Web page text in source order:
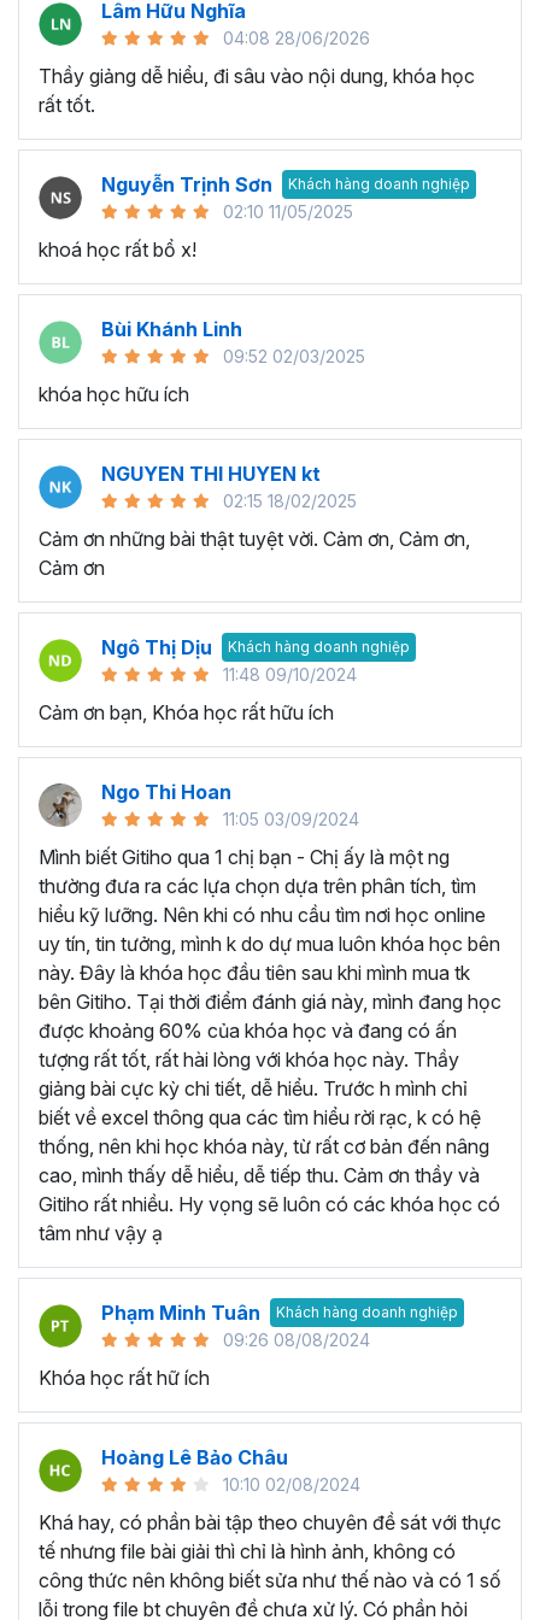
Execel giúp gia tăng hiệu suất làm việc hiệu quả
Đưa ra quyết định thông minh:
giúp bạn có cái nhìn rõ ràng về tình hình và xu hướng. Nhờ
đó thay vì đưa ra quyết định trên suy đoán thiếu tính
chính xác và logic, thì bạn ra quyết định dựa trên dữ liệu
có tính logic cao từ đó giúp tối ưu hóa kết quả và đạt
trong chương trình đào tạo Excel này bạn có thể làm chủ
công cụ và tính năng Excel nâng cao, từ đó tối ưu hóa
quy trình làm việc và tự động hóa các tác vụ lặp đi lặp lại.
Nhờ vậy sẽ giúp giảm thiểu lỗi và tăng hiệu suất làm việc
đáng kể.
Tăng cơ hội nghề nghiệp:Khi trở thành người thành
thạo công cụ Excel, bạn sẽ có lợi thế rất lớn khi ứng tuyển
và được đề cao hơn trong công việc.
ONLINE NÀY?
Cách để tự học Excel hiệu quả?
Chúng ta hoàn toàn có thể tự học Excel ngay tại nhà thay
vì tốn thời gian đến trung tâm tin học văn phòng hay lớp
học thêm. Một vài lời khuyên giúp bạn có thể chinh phục
kiến thức Excel và áp dụng trong công việc hiệu quả như
sau:
Xác định ràng mục tiêu của bạn khi học Excel:
Bạn hãy tập trung học những kỹ năng cụ thể mà bạn
muốn phát triển ví dụ như: Hàm Excel, biểu đồ Excel,
VBA Excel… thay vì học lan man tất cả các kiến
thức liên quan không có trọng tâm.
Học thông qua video hướng dẫn:Bạn có thể tìm
kiếm các video liên quan đến bài học Excel mà bạn
đang cần trên các trang mạng như Youtube,
Facebook, Tiktok,... Với nguồn tài liệu phong phú và
gian nào chỉ cần có thiết bị kết nối internet. Tuy
nhiên, bạn sẽ cần tốn thời nhiều thời gian để tìm kiếm
các bài giảng dạy về Excel chất lượng và các bài
giảng phân tán không theo lộ trình cụ thể. Bởi vậy,
sẽ là 1 giải pháp giúp bạn tiết kiệm thời gian và tiền
bạc.
Học qua sách hướng dẫn:Hiện nay trên thị trường
có nhiều loại sách giúp bạn tự học Excel ngay tại
nhà như Hướng dẫn sử dụng Excel cho người tự
học, Excel ứng dụng văn phòng từ cơ bản đến nâng
cao,... với cách học này bạn sẽ có thể học qua các
Lâm Hữu Nghĩa
04:08 28/06/2026
Thầy giảng dễ hiểu, đi sâu vào nội dung, khóa học
rất tốt.
Nguyễn Trịnh Sơn Khách hàng doanh nghiệp
02:10 11/05/2025
khoá học rất bổ x!
Bùi Khánh Linh
09:52 02/03/2025
khóa học hữu ích
NGUYEN THI HUYEN kt
02:15 18/02/2025
Cảm ơn những bài thật tuyệt vời. Cảm ơn, Cảm ơn,
Cảm ơn
Ngô Thị Dịu Khách hàng doanh nghiệp
11:48 09/10/2024
Cảm ơn bạn, Khóa học rất hữu ích
Ngo Thi Hoan
11:05 03/09/2024
Mình biết Gitiho qua 1 chị bạn - Chị ấy là một ng
thường đưa ra các lựa chọn dựa trên phân tích, tìm
hiểu kỹ lưỡng. Nên khi có nhu cầu tìm nơi học online
uy tín, tin tưởng, mình k do dự mua luôn khóa học bên
này. Đây là khóa học đầu tiên sau khi mình mua tk
bên Gitiho. Tại thời điểm đánh giá này, mình đang học
được khoảng 60% của khóa học và đang có ấn
tượng rất tốt, rất hài lòng với khóa học này. Thầy
giảng bài cực kỳ chi tiết, dễ hiểu. Trước h mình chỉ
biết về excel thông qua các tìm hiểu rời rạc, k có hệ
thống, nên khi học khóa này, từ rất cơ bản đến nâng
cao, mình thấy dễ hiểu, dễ tiếp thu. Cảm ơn thầy và
Gitiho rất nhiều. Hy vọng sẽ luôn có các khóa học có
tâm như vậy ạ
Phạm Minh Tuân Khách hàng doanh nghiệp
09:26 08/08/2024
Khóa học rất hữ ích
Hoàng Lê Bảo Châu
10:10 02/08/2024
Khá hay, có phần bài tập theo chuyên đề sát với thực
tế nhưng file bài giải thì chỉ là hình ảnh, không có
công thức nên không biết sửa như thế nào và có 1 số
lỗi trong file bt chuyên đề chưa xử lý. Có phần hỏi